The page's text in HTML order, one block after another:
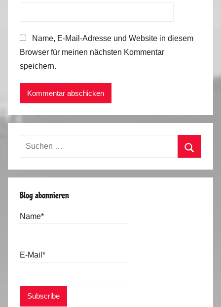
Name, E-Mail-Adresse und Website in diesem
Browser für meinen nächsten Kommentar
speichern.
Suchen
Blog abonnieren
Name*
E-Mail*